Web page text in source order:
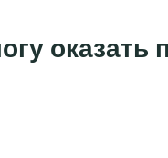
оказать